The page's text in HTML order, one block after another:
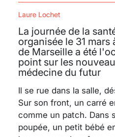
La journée de la
organisée le 31 mars
de Marseille a été
point sur les
médecine du futur
Laure Lochet
Il se rue dans la salle,
Sur son front, un carré
comme un patch. Dans
poupée, un petit bébé